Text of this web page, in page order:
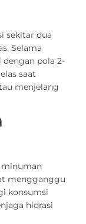
sekitar dua
Selama
dengan pola 2-
saat
menjelang
minuman
mengganggu
konsumsi
hidrasi